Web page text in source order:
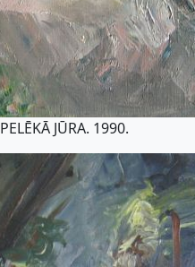
PELĒKĀ JŪRA. 1990.